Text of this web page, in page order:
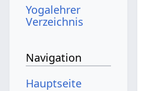
Yogalehrer
Verzeichnis
Navigation
Hauptseite